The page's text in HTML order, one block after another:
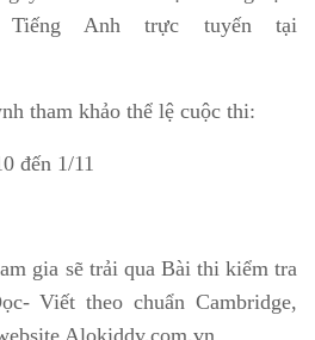
Tiếng Anh trực tuyến tại
tham khảo thể lệ cuộc thi:
đến 1/11
gia sẽ trải qua Bài thi kiểm tra
Viết theo chuẩn Cambridge,